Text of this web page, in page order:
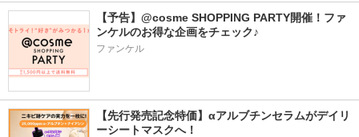
【予告】@cosme SHOPPING PARTY開催！ファ
ンケルのお得な企画をチェック♪
ファンケル
【先行発売記念特価】αアルブチンセラムがデイリ
ーシートマスクへ！